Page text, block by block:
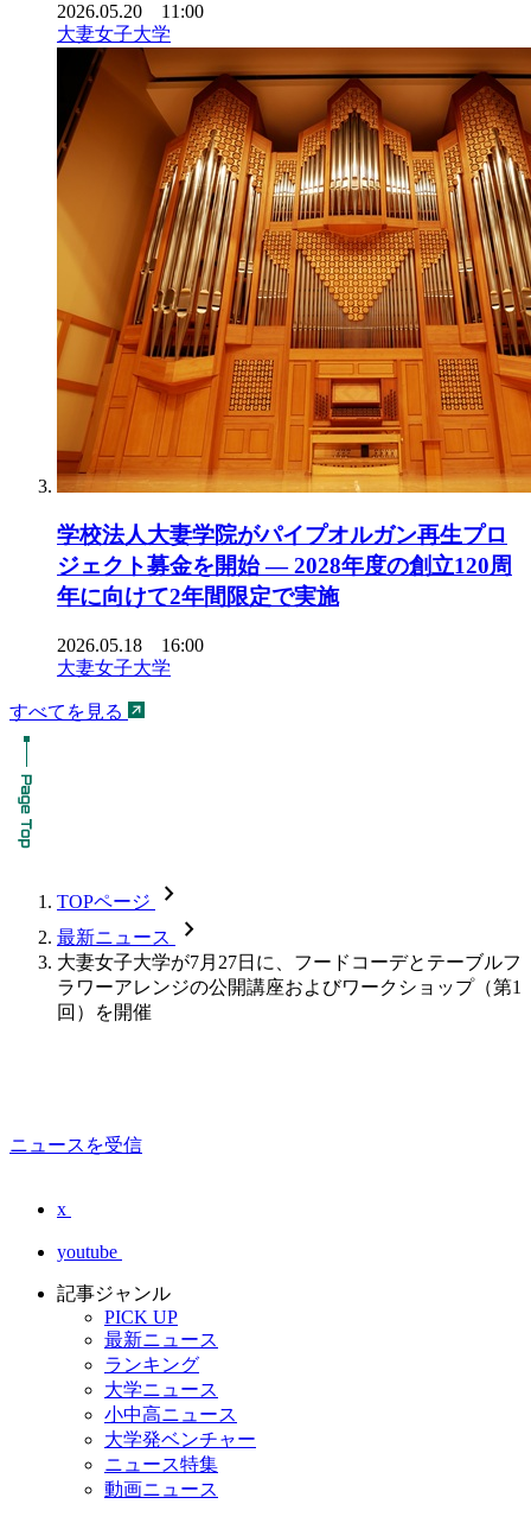
2026.05.20 11:00
大妻女子大学
学校法人大妻学院がパイプオルガン再生プロ
ジェクト募金を開始 ― 2028年度の創立120周
年に向けて2年間限定で実施
2026.05.18 16:00
大妻女子大学
すべてを見る
TOPページ chevron_forward
最新ニュース chevron_forward
大妻女子大学が7月27日に、フードコーデとテーブルフ
ラワーアレンジの公開講座およびワークショップ（第1
回）を開催
ニュースを受信
x
youtube
記事ジャンル
PICK UP
最新ニュース
ランキング
大学ニュース
小中高ニュース
大学発ベンチャー
ニュース特集
動画ニュース